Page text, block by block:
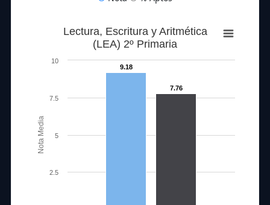
Nota Media
Lectura, Escritura y Aritmética
(LEA) 2º Primaria
9.18
7.76
2.5
5
7.5
10